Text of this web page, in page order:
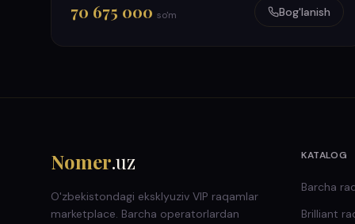
70 675 000 so'm Bog'lanish
Nomer.uz
O'zbekistondagi eksklyuziv VIP raqamlar
marketplace. Barcha operatorlardan
KATALOG
Barcha
Brilliant